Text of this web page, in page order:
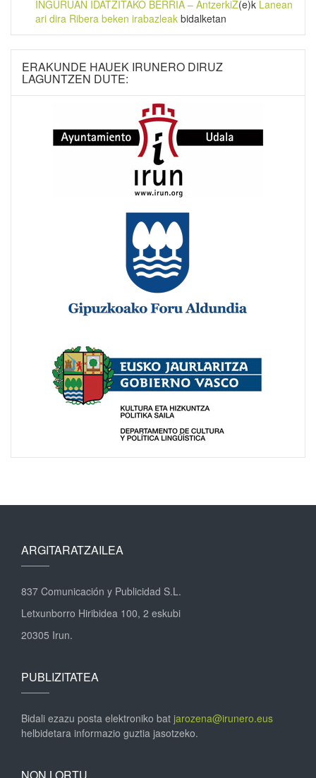
INGURUAN IDATZITAKO BERRIA – AntzerkiZ(e)k Lanean
ari dira Ribera beken irabazleak bidalketan
ERAKUNDE HAUEK IRUNERO DIRUZ
LAGUNTZEN DUTE:
ARGITARATZAILEA
837 Comunicación y Publicidad S.L.
Letxunborro Hiribidea 100, 2 eskubi
20305 Irun.
PUBLIZITATEA
Bidali ezazu posta elektroniko bat jarozena@irunero.eus
helbidetara informazio guztia jasotzeko.